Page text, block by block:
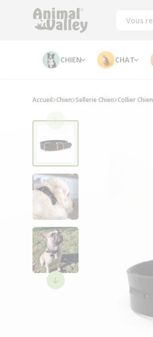
CHIEN CHAT
Accueil Chien Sellerie Chien Collier Chien